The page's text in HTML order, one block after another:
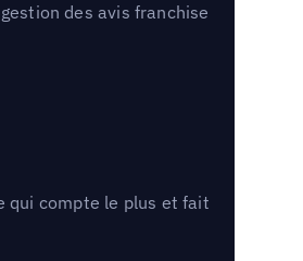
des avis franchise
qui compte le plus et fait